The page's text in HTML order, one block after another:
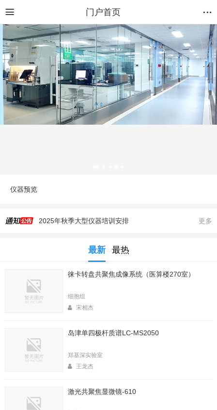
门户首页
仪器预览
2025年秋季大型仪器培训安排
生命科学实验中心2025年暑期值班表
2025年4月春季大型仪器培训安排
生命中心2025寒假值班表
生命科学实验中心2026年暑期值班表
生命科学实验中心2026年寒假值班表
实验中心医算楼206室新到 非接触式超声波破碎仪
更多
最新 最热
徕卡转盘共聚焦成像系统（医算楼270室）
细胞组
宋相杰
岛津单四极杆质谱LC-MS2050
郑基深实验室
王龙杰
激光共聚焦显微镜-610